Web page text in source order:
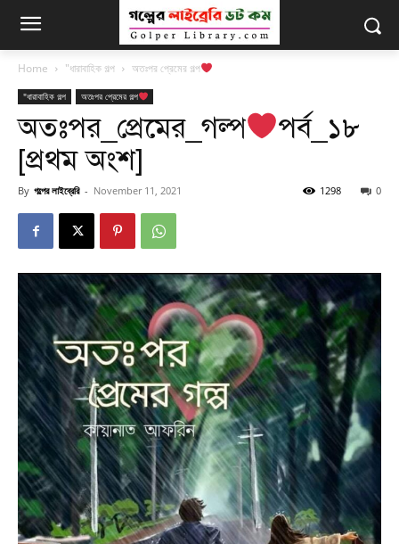
Home "ধারাবাহিক গল্প অতঃপর প্রেমের গল্প
"ধারাবাহিক গল্প অতঃপর প্রেমের গল্প
অতঃপর_প্রেমের_গল্প
পর্ব_১৮
[প্রথম অংশ]
By গল্পের লাইব্রেরি - November 11, 2021 0
1298